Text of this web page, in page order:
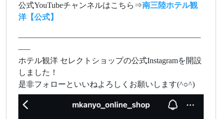
公式YouTubeチャンネルはこちら⇒南三陸ホテル観
洋【公式】
———————————————————————
—–
ホテル観洋 セレクトショップの公式Instagramを開設
しました！
是非フォローといいねよろしくお願いします(^○^)